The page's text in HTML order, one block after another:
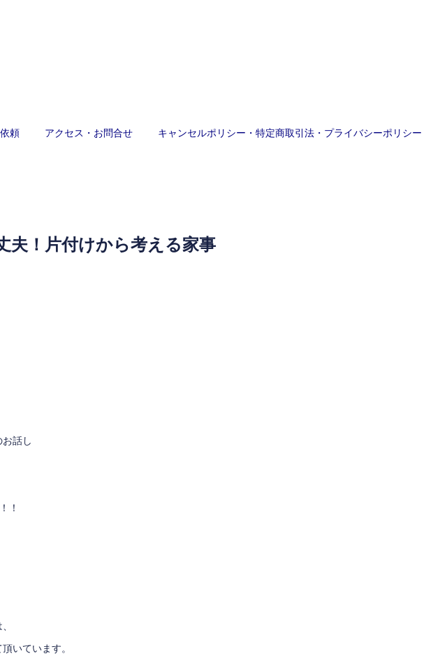
頼 アクセス・お問合せ キャンセルポリシー・特定商取引法・プライバシーポリシー
夫！片付けから考える家事
話し
！
いています。